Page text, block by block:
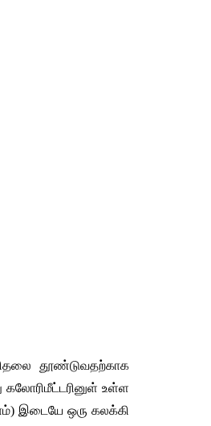
தூண்டுவதற்காக
கலோரிமீட்டரினுள் உள்ள
) இடையே ஒரு கலக்கி